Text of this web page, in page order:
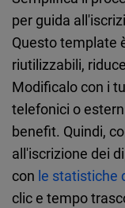
per guida
Questo template
riutilizzabili,
Modificalo con i
telefonici o
benefit. Quindi,
all'iscrizione dei
con le statistiche
clic e tempo